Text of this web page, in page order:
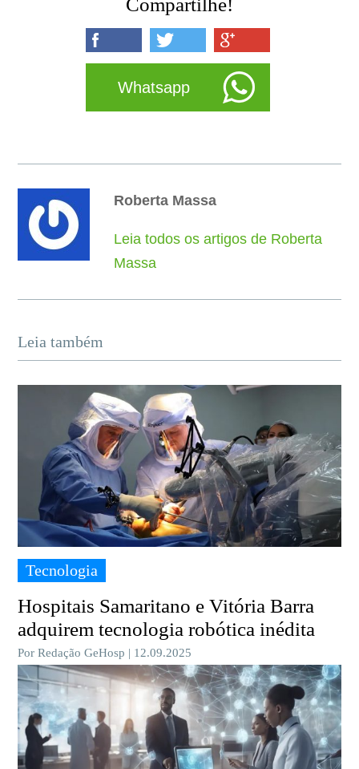
Compartilhe!
Whatsapp
Roberta Massa
Leia todos os artigos de Roberta
Massa
Leia também
Tecnologia
Hospitais Samaritano e Vitória Barra
adquirem tecnologia robótica inédita
Por Redação GeHosp | 12.09.2025